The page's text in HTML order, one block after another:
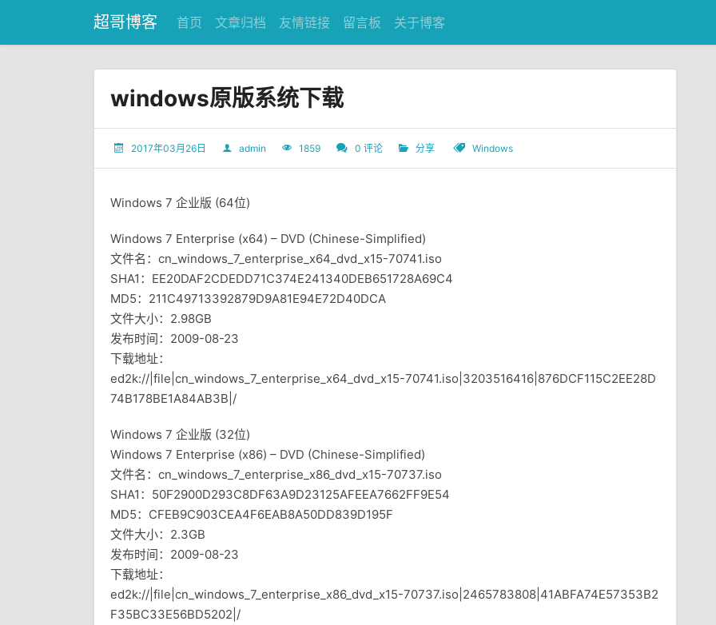
超哥博客 首页 文章归档 友情链接 留言板 关于博客
windows原版系统下载
2017年03月26日 admin 1859 0 评论 分享 Windows
Windows 7 企业版 (64位)
Windows 7 Enterprise (x64) – DVD (Chinese-Simplified)
文件名：cn_windows_7_enterprise_x64_dvd_x15-70741.iso
SHA1：EE20DAF2CDEDD71C374E241340DEB651728A69C4
MD5：211C49713392879D9A81E94E72D40DCA
文件大小：2.98GB
发布时间：2009-08-23
下载地址：
ed2k://|file|cn_windows_7_enterprise_x64_dvd_x15-70741.iso|3203516416|876DCF115C2EE28D
74B178BE1A84AB3B|/
Windows 7 企业版 (32位)
Windows 7 Enterprise (x86) – DVD (Chinese-Simplified)
文件名：cn_windows_7_enterprise_x86_dvd_x15-70737.iso
SHA1：50F2900D293C8DF63A9D23125AFEEA7662FF9E54
MD5：CFEB9C903CEA4F6EAB8A50DD839D195F
文件大小：2.3GB
发布时间：2009-08-23
下载地址：
ed2k://|file|cn_windows_7_enterprise_x86_dvd_x15-70737.iso|2465783808|41ABFA74E57353B2
F35BC33E56BD5202|/